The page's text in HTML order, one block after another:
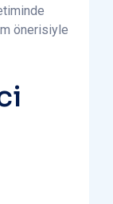
önerisiyle